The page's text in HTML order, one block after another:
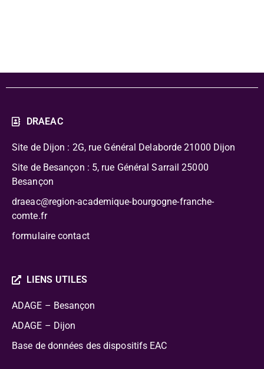
DRAEAC
Site de Dijon : 2G, rue Général Delaborde 21000 Dijon
Site de Besançon : 5, rue Général Sarrail 25000
Besançon
draeac@region-academique-bourgogne-franche-
comte.fr
formulaire contact
LIENS UTILES
ADAGE – Besançon
ADAGE – Dijon
Base de données des dispositifs EAC